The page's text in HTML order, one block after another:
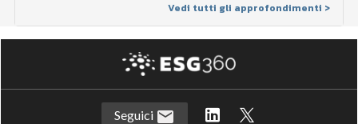
Vedi tutti gli approfondimenti >
Seguici